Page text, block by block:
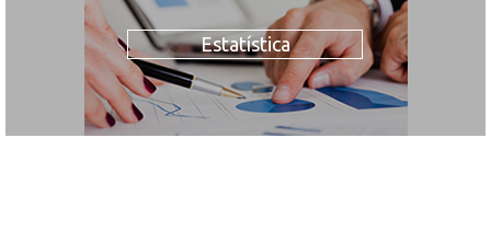
Estatística